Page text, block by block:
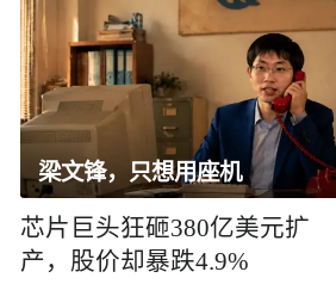
梁文锋，只想用座机
芯片巨头狂砸380亿美元扩
产，股价却暴跌4.9%